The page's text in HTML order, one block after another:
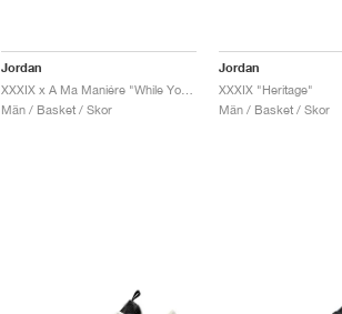
Jordan
XXXIX x A Ma Maniére "While You Were Sleeping"
Män / Basket / Skor
Jordan
XXXIX "Heritage"
Män / Basket / Skor